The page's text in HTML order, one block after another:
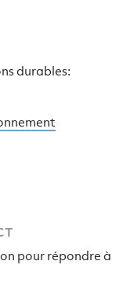
durables:
pour répondre à